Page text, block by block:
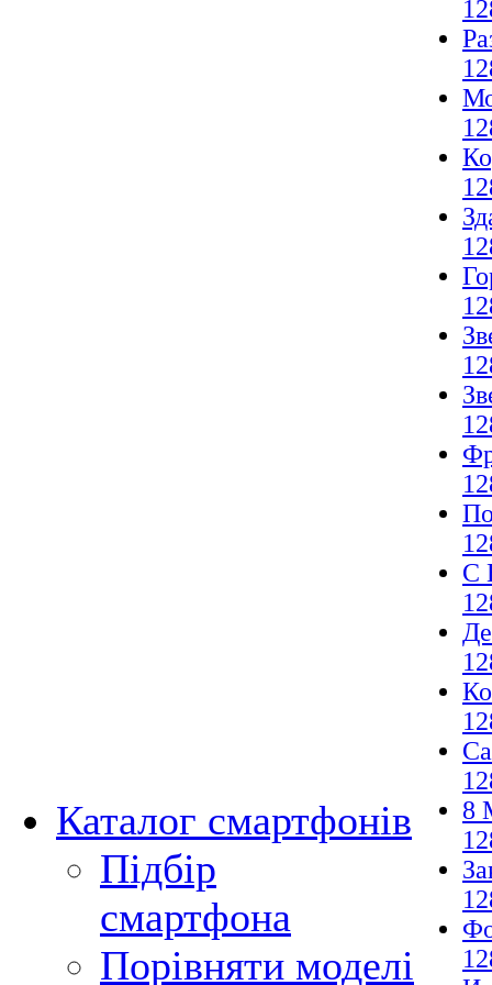
Каталог смартфонів
Підбір
смартфона
Порівняти моделі
С
8